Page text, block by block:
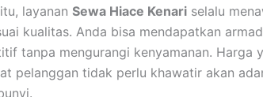
layanan Sewa Hiace Kenari selalu
kualitas. Anda bisa mendapatkan
tanpa mengurangi kenyamanan. Harga
pelanggan tidak perlu khawatir akan